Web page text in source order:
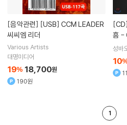
[음악관련]
씨씨엠 리더
Various Artists
대명미디어
19% 18,700원
190원
[CD]
흠 -
성바
10
1